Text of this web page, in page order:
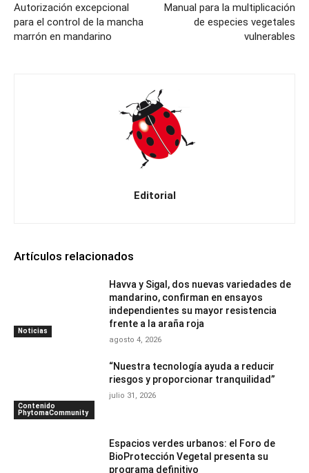
Autorización excepcional
para el control de la mancha
marrón en mandarino
Manual para la multiplicación
de especies vegetales
vulnerables
Editorial
Artículos relacionados
Noticias
Havva y Sigal, dos nuevas variedades de
mandarino, confirman en ensayos
independientes su mayor resistencia
frente a la araña roja
agosto 4, 2026
Contenido
PhytomaCommunity
“Nuestra tecnología ayuda a reducir
riesgos y proporcionar tranquilidad”
julio 31, 2026
Espacios verdes urbanos: el Foro de
BioProtección Vegetal presenta su
programa definitivo